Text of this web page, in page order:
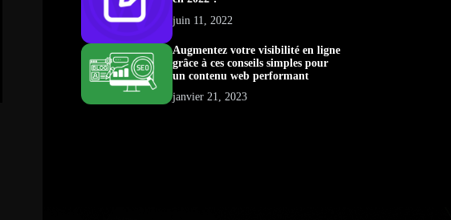
juin 11, 2022
Augmentez votre visibilité en ligne
grâce à ces conseils simples pour
un contenu web performant
janvier 21, 2023